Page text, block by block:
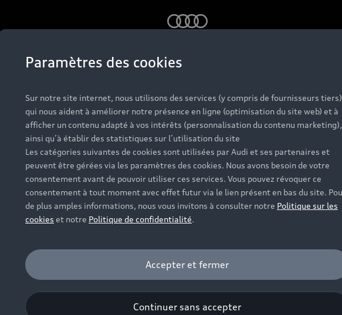
sich die Preisliste als PDF auf Ihren Rechner herunter.
Die aktuelle Preisliste als Download im PDF-Format.
Paramètres des cookies
Sur notre site internet, nous utilisons des services (y compris de fournisseurs tiers)
qui nous aident à améliorer notre présence en ligne (optimisation du site web) et à
afficher un contenu adapté à vos intérêts (personnalisation du contenu marketing),
ainsi qu’à établir des statistiques sur l’utilisation du site
Les catégories suivantes de cookies sont utilisées par Audi et ses partenaires et
peuvent être gérées via les paramètres des cookies. Nous avons besoin de votre
consentement avant de pouvoir utiliser ces services. Vous pouvez révoquer ce
consentement à tout moment avec effet futur via le lien présent en bas du site.
de plus amples informations, nous vous invitons à consulter notre Politique sur les
cookies et notre Politique de confidentialité.
Accepter et fermer
Continuer sans accepter